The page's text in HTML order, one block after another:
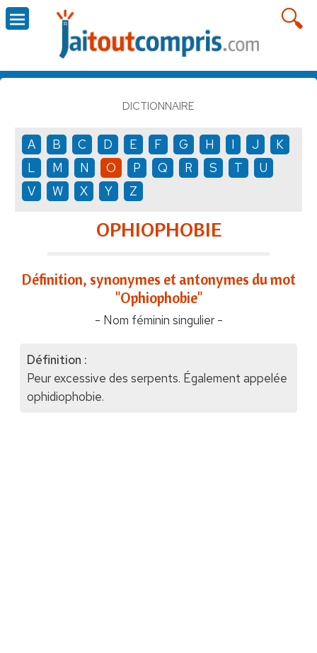
DICTIONNAIRE
A B C D E F G H I J
K
L
M N O P Q R S T
U
V
W X Y Z
OPHIOPHOBIE
Définition, synonymes et antonymes du mot
"Ophiophobie"
- Nom féminin singulier -
Définition :
Peur excessive des serpents. Également appelée
ophidiophobie.